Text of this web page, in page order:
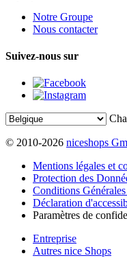
Notre Groupe
Nous contacter
Suivez-nous sur
© 2010-2026 niceshops
Mentions légales et
Protection des
Conditions
Déclaration
Paramètres de
Entreprise
Autres nice Shops